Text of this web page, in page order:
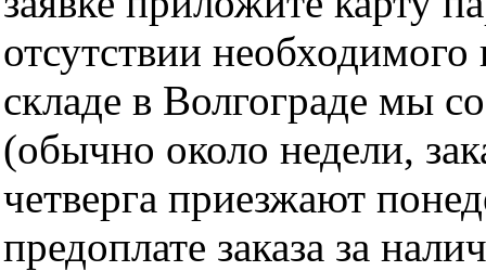
отсутствии
складе в Волгограде мы
(обычно около недели,
четверга приезжают
предоплате заказа за